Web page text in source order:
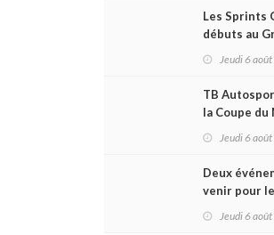
Les Sprints
débuts au
Rivières
Jeudi 6
TB
la Coupe du
de Trois-
Jeudi 6
Deux
venir pour
L'ascension
Jeudi 6